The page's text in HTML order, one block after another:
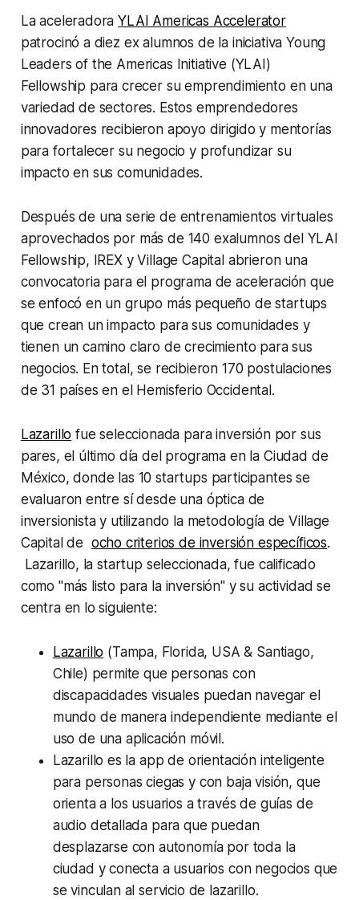
La aceleradoraYLAI Americas Accelerator
patrocinó a diez ex alumnos de la iniciativaYoung
Leaders of the Americas Initiative (YLAI)
Fellowship para crecer su emprendimiento en una
variedad de sectores. Estos emprendedores
innovadores recibieron apoyo dirigido y mentorías
para fortalecer su negocio y profundizar su
impacto en sus comunidades.
Después de una serie de entrenamientos virtuales
aprovechados por más de 140 exalumnos del YLAI
Fellowship, IREX y Village Capital abrieron una
convocatoria para el programa de aceleración que
se enfocó en un grupo más pequeño de startups
que crean un impacto para sus comunidades y
tienen un camino claro de crecimiento para sus
negocios. En total, se recibieron 170 postulaciones
de 31 países en el Hemisferio Occidental.
Lazarillo fue seleccionada para inversión por sus
pares, el último día del programa en la Ciudad de
México, donde las 10 startups participantes se
evaluaron entre sí desde una óptica de
inversionista y utilizando la metodología de Village
Capital de ocho criterios de inversión específicos.
Lazarillo, la startup seleccionada, fue calificado
como "más listo para la inversión" y su actividad se
centra en lo siguiente:
Lazarillo (Tampa, Florida, USA & Santiago,
Chile) permite que personas con
discapacidades visuales puedan navegar el
mundo de manera independiente mediante el
uso de una aplicación móvil.
Lazarillo es la app de orientación inteligente
para personas ciegas y con baja visión, que
orienta a los usuarios a través de guías de
audio detallada para que puedan
desplazarse con autonomía por toda la
ciudad y conecta a usuarios con negocios que
se vinculan al servicio de lazarillo.